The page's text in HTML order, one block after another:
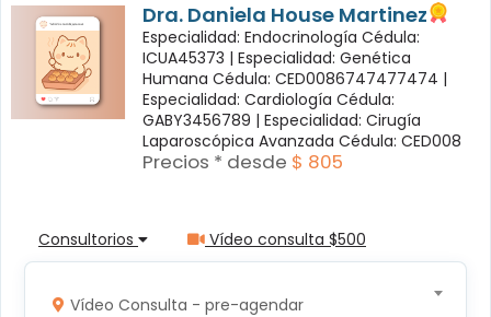
Dra. Daniela House Martinez
Especialidad: Endocrinología Cédula:
ICUA45373 | Especialidad: Genética
Humana Cédula: CED0086747477474 |
Especialidad: Cardiología Cédula:
GABY3456789 | Especialidad: Cirugía
Laparoscópica Avanzada Cédula: CED008
Precios * desde $ 805
Consultorios Vídeo consulta $500
Vídeo Consulta - pre-agendar